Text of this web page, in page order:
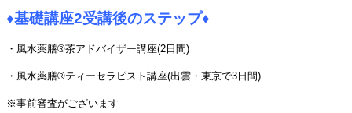
♦基礎講座2受講後のステップ♦
・風水薬膳®茶アドバイザー講座(2日間)
・風水薬膳®ティーセラピスト講座(出雲・東京で3日間)
※事前審査がございます